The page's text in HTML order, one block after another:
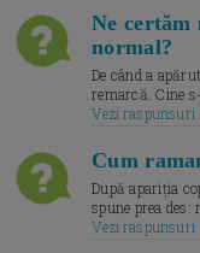
Ne certăm
normal?
De când a
remarcă. Cine
Vezi raspunsuri
Cum
După apariția
spune prea
Vezi raspunsuri